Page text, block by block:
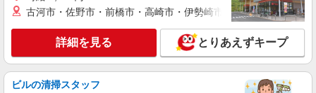
古河市・佐野市・前橋市・高崎市・伊勢崎市・太田市・館林市
詳細を見る とりあえずキープ
ビルの清掃スタッフ